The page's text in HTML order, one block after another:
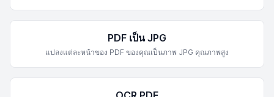
PDF เป็น JPG
แปลงแต่ละหน้าของ PDF ของคุณเป็นภาพ JPG คุณภาพสูง